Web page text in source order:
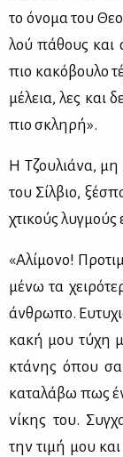
το όνο­μα του
λού πά­θους και
πιο κα­κό­βου­λο
μέ­λεια, λες και
πιο σκλη­ρή».
Η Τζου­λιά­να,
του Σίλ­βιο,
χτι­κούς λυγ­μούς
«Αλί­μο­νο!
μέ­νω τα
άν­θρω­πο.
κα­κή μου τύ­χη
κτά­νης όπου
κα­τα­λά­βω πως
νί­κης του.
την τι­μή μου